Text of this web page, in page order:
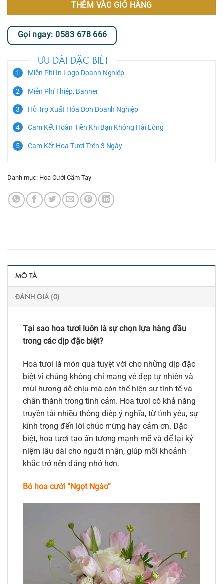
THÊM VÀO GIỎ HÀNG
Gọi ngay: 0583 678 666
ƯU ĐÃI ĐẶC BIỆT
Miễn Phí In Logo Doanh Nghiệp
Miễn Phí Thiệp, Banner
Hỗ Trợ Xuất Hóa Đơn Doanh Nghiệp
Cam Kết Hoàn Tiền Khi Bạn Không Hài Lòng
Cam Kết Hoa Tươi Trên 3 Ngày
Danh mục: Hoa Cưới Cầm Tay
MÔ TẢ
ĐÁNH GIÁ (0)
Tại sao hoa tươi luôn là sự chọn lựa hàng đầu
trong các dịp đặc biệt?
Hoa tươi là món quà tuyệt vời cho những dịp đặc
biệt vì chúng không chỉ mang vẻ đẹp tự nhiên và
mùi hương dễ chịu mà còn thể hiện sự tinh tế và
chân thành trong tình cảm. Hoa tươi có khả năng
truyền tải nhiều thông điệp ý nghĩa, từ tình yêu, sự
kính trọng đến lời chúc mừng hay cảm ơn. Đặc
biệt, hoa tươi tạo ấn tượng mạnh mẽ và để lại kỷ
niệm lâu dài cho người nhận, giúp mỗi khoảnh
khắc trở nên đáng nhớ hơn.
Bó hoa cưới “Ngọt Ngào”